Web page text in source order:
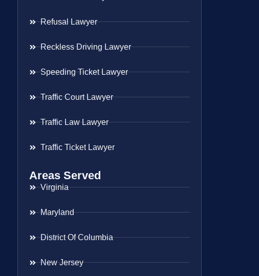
Refusal Lawyer
Reckless Driving Lawyer
Speeding Ticket Lawyer
Traffic Court Lawyer
Traffic Law Lawyer
Traffic Ticket Lawyer
Areas Served
Virginia
Maryland
District Of Columbia
New Jersey